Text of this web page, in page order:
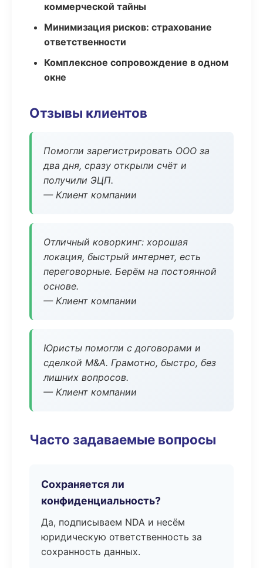
коммерческой тайны
Минимизация рисков: страхование
ответственности
Комплексное сопровождение в одном
окне
Отзывы клиентов
Помогли зарегистрировать ООО за
два дня, сразу открыли счёт и
получили ЭЦП.
— Клиент компании
Отличный коворкинг: хорошая
локация, быстрый интернет, есть
переговорные. Берём на постоянной
основе.
— Клиент компании
Юристы помогли с договорами и
сделкой M&A. Грамотно, быстро, без
лишних вопросов.
— Клиент компании
Часто задаваемые вопросы
Сохраняется ли
конфиденциальность?
Да, подписываем NDA и несём
юридическую ответственность за
сохранность данных.